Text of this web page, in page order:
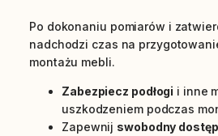
Po dokonaniu pomiarów i
nadchodzi czas na
montażu mebli.
Zabezpiecz podłogi i inne
uszkodzeniem podczas
Zapewnij swobodny dostęp